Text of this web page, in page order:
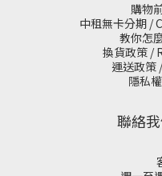
購物
中租無卡分期
教你怎
換貨政策 /
運送政策
隱私
聯絡